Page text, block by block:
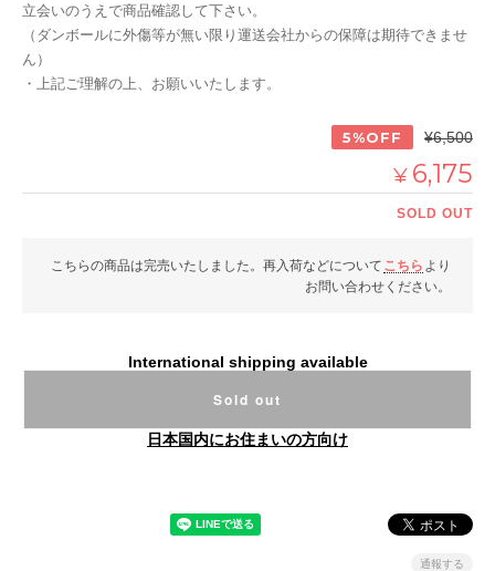
立会いのうえで商品確認して下さい。
（ダンボールに外傷等が無い限り運送会社からの保障は期待できませ
ん）
・上記ご理解の上、お願いいたします。
5%OFF ¥6,500
¥ 6,175
SOLD OUT
こちらの商品は完売いたしました。再入荷などについて こちら より
お問い合わせください。
International shipping available
Sold out
日本国内にお住まいの方向け
通報する